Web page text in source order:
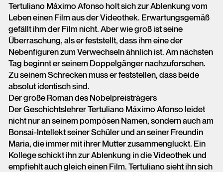
Tertuliano Máximo Afonso holt sich zur Ablenkung vom
Leben einen Film aus der Videothek. Erwartungsgemäß
gefällt ihm der Film nicht. Aber wie groß ist seine
Überraschung, als er feststellt, dass ihm eine der
Nebenfiguren zum Verwechseln ähnlich ist. Am nächsten
Tag beginnt er seinem Doppelgänger nachzuforschen.
Zu seinem Schrecken muss er feststellen, dass beide
absolut identisch sind.
Der große Roman des Nobelpreisträgers
Der Geschichtslehrer Tertuliano Máximo Afonso leidet
nicht nur an seinem pompösen Namen, sondern auch am
Bonsai-Intellekt seiner Schüler und an seiner Freundin
Maria, die immer mit ihrer Mutter zusammengluckt. Ein
Kollege schickt ihn zur Ablenkung in die Videothek und
empfiehlt auch gleich einen Film. Tertuliano sieht ihn sich